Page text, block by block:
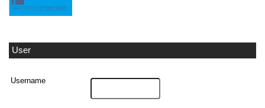
User
Username